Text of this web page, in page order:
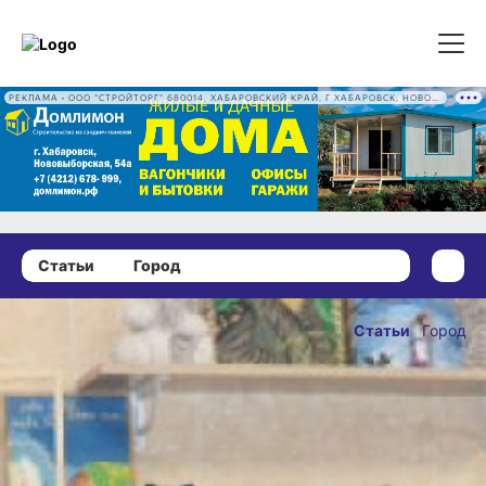
Статьи Город
Хабаровский
опыт —
мастерские
для инвалидов
Фото: mszn27.ru
Статьи Город
ОПУБЛИКОВАНО